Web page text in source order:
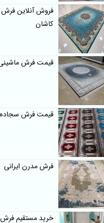
فروش آنلاین فرش ماشینی
کاشان
قیمت فرش ماشینی 1500 شانه
قیمت فرش سجاده ای
فرش مدرن ایرانی
خرید مستقیم فرش 700 شانه از